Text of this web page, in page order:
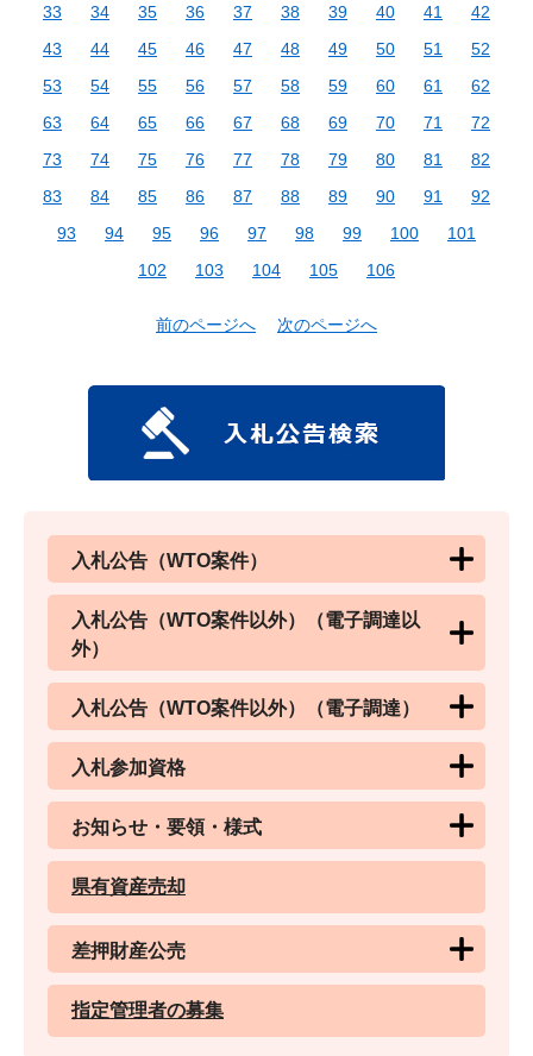
33
34 35 36 37 38 39 40 41
42
43
44 45 46 47 48 49 50 51
52
53
54 55 56 57 58 59 60 61
62
63
64 65 66 67 68 69 70 71
72
73
74 75 76 77 78 79 80 81
82
83
84 85 86 87 88 89 90 91
92
93
94 95 96 97 98 99 100
101
102
103 104 105 106
前のページへ 次のページへ
入札公告（WTO案件）
入札公告（WTO案件以外）（電子調達以
外）
入札公告（WTO案件以外）（電子調達）
入札参加資格
お知らせ・要領・様式
県有資産売却
差押財産公売
指定管理者の募集